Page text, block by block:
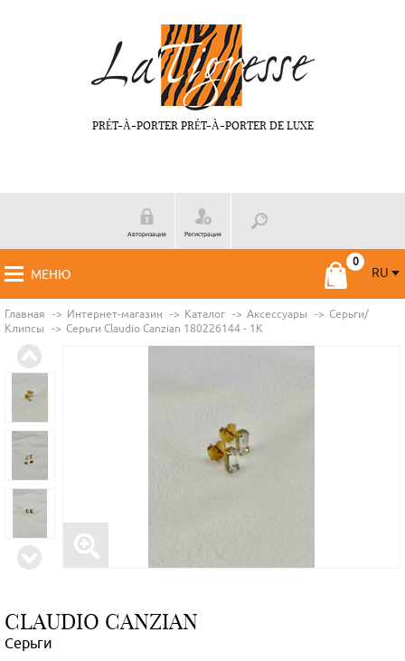
PRÉT-À-PORTER PRÉT-À-PORTER DE LUXE
Авторизация Регистрация
МЕНЮ
RU
Главная Интернет-магазин Каталог Аксессуары
Серьги/
Клипсы
Серьги Claudio Canzian 180226144 - 1K
CLAUDIO CANZIAN
Серьги